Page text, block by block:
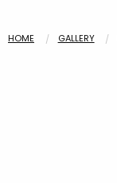
HOME GALLERY